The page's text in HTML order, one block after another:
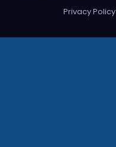
Privacy Policy